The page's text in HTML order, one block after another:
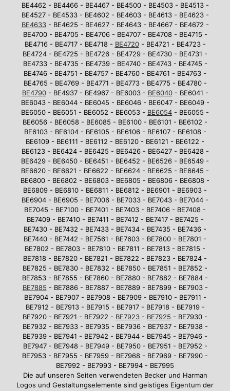
BE4462 - BE4466 - BE4467 - BE4500 - BE4503 - BE4513 -
BE4527 - BE4533 - BE4602 - BE4603 - BE4613 - BE4623 -
BE4633- BE4625 - BE4627 - BE4643 - BE4667 - BE4672 -
BE4700 - BE4705 - BE4706 - BE4707 - BE4708 - BE4715 -
BE4716 - BE4717 - BE4718 - BE4720- BE4721 - BE4723 -
BE4724 - BE4725 - BE4726 - BE4729 - BE4730 - BE4731 -
BE4733 - BE4735 - BE4739 - BE4740 - BE4743 - BE4745 -
BE4746 - BE4751 - BE4757 - BE4760 - BE4761 - BE4763 -
BE4765 - BE4769 - BE4771 - BE4773 - BE4775 - BE4780 -
BE4790- BE4937 - BE4967 - BE6003 - BE6040- BE6041 -
BE6043 - BE6044 - BE6045 - BE6046 - BE6047 - BE6049 -
BE6050 - BE6051 - BE6052 - BE6053 - BE6054 - BE6055 -
BE6056 - BE6058 - BE6085 - BE6100 - BE6101 - BE6102 -
BE6103 - BE6104 - BE6105 - BE6106 - BE6107 - BE6108 -
BE6109 - BE6111 - BE6112 - BE6120 - BE6121 - BE6122 -
BE6123 - BE6424 - BE6425 - BE6426 - BE6427 - BE6428 -
BE6429 - BE6450 - BE6451 - BE6452 - BE6526 - BE6549 -
BE6620 - BE6621 - BE6622 - BE6624 - BE6625 - BE6645 -
BE6800 - BE6802 - BE6803 - BE6805 - BE6806 - BE6808 -
BE6809 - BE6810 - BE6811 - BE6812 - BE6901 - BE6903 -
BE6904 - BE6905 - BE7006 - BE7033 - BE7043 - BE7044 -
BE7045 - BE7100 - BE7401 - BE7403 - BE7406 - BE7408 -
BE7409 - BE7410 - BE7411 - BE7412 - BE7417 - BE7425 -
BE7430 - BE7432 - BE7433 - BE7434 - BE7435 - BE7436 -
BE7440 - BE7442 - BE7561 - BE7603 - BE7800 - BE7801 -
BE7802 - BE7803 - BE7810 - BE7811 - BE7813 - BE7815 -
BE7818 - BE7820 - BE7821 - BE7822 - BE7823 - BE7824 -
BE7825 - BE7830 - BE7832 - BE7850 - BE7851 - BE7852 -
BE7853 - BE7855 - BE7860 - BE7880 - BE7882 - BE7884 -
BE7885 - BE7886 - BE7887 - BE7889 - BE7899 - BE7903 -
BE7904 - BE7907 - BE7908 - BE7909 - BE7910 - BE7911 -
BE7912 - BE7913 - BE7915 - BE7917 - BE7918 - BE7919 -
BE7920 - BE7921 - BE7922 - BE7923 - BE7925 - BE7930 -
BE7932 - BE7933 - BE7935 - BE7936 - BE7937 - BE7938 -
BE7939 - BE7941 - BE7942 - BE7944 - BE7945 - BE7946 -
BE7947 - BE7948 - BE7949 - BE7950 - BE7951 - BE7952 -
BE7953 - BE7955 - BE7959 - BE7968 - BE7969 - BE7990 -
BE7992 - BE7993 - BE7994 - BE7995
Die auf unseren Seiten verwendeten Becker und Harman
Logos und Gestaltungselemente sind geistiges Eigentum der